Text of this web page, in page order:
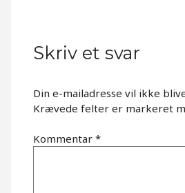
Skriv et svar
Din e-mailadresse vil ikke
Krævede felter er markeret
Kommentar*